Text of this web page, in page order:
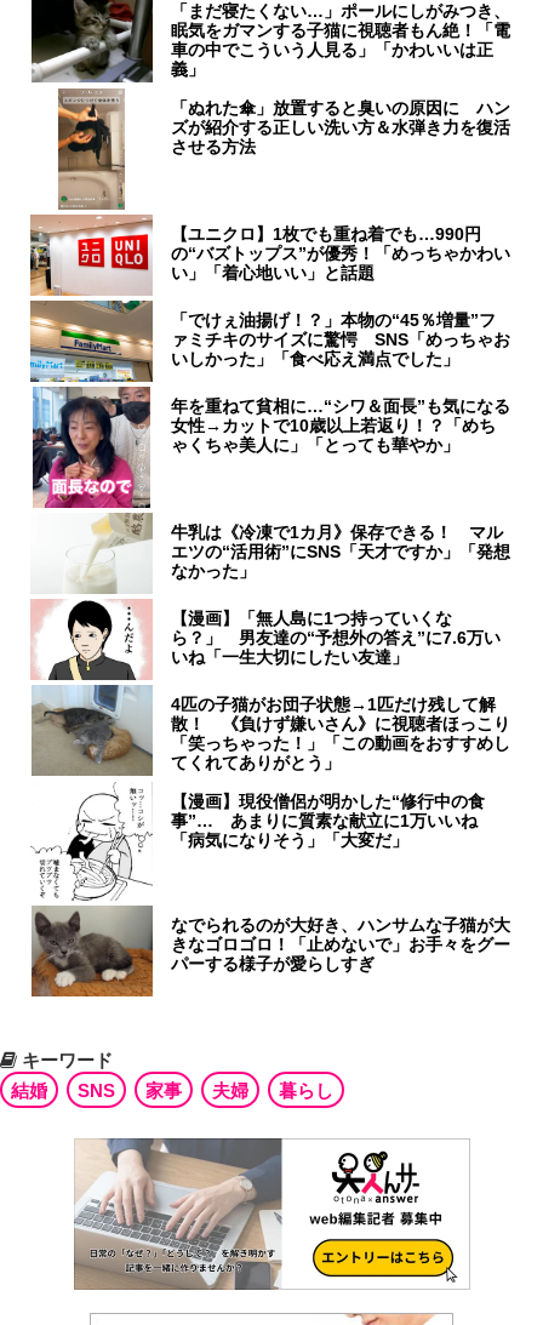
「まだ寝たくない…」ポールにしがみつき、
眠気をガマンする子猫に視聴者もん絶！「電
車の中でこういう人見る」「かわいいは正
義」
「ぬれた傘」放置すると臭いの原因に ハン
ズが紹介する正しい洗い方＆水弾き力を復活
させる方法
【ユニクロ】1枚でも重ね着でも…990円
の“バズトップス”が優秀！「めっちゃかわい
い」「着心地いい」と話題
「でけぇ油揚げ！？」本物の“45％増量”フ
ァミチキのサイズに驚愕 SNS「めっちゃお
いしかった」「食べ応え満点でした」
年を重ねて貧相に…“シワ＆面長”も気になる
女性→カットで10歳以上若返り！？「めち
ゃくちゃ美人に」「とっても華やか」
牛乳は《冷凍で1カ月》保存できる！ マル
エツの“活用術”にSNS「天才ですか」「発想
なかった」
【漫画】「無人島に1つ持っていくな
ら？」 男友達の“予想外の答え”に7.6万い
いね「一生大切にしたい友達」
4匹の子猫がお団子状態→1匹だけ残して解
散！ 《負けず嫌いさん》に視聴者ほっこり
「笑っちゃった！」「この動画をおすすめし
てくれてありがとう」
【漫画】現役僧侶が明かした“修行中の食
事”… あまりに質素な献立に1万いいね
「病気になりそう」「大変だ」
なでられるのが大好き、ハンサムな子猫が大
きなゴロゴロ！「止めないで」お手々をグー
パーする様子が愛らしすぎ
キーワード
結婚
SNS 家事 夫婦 暮らし